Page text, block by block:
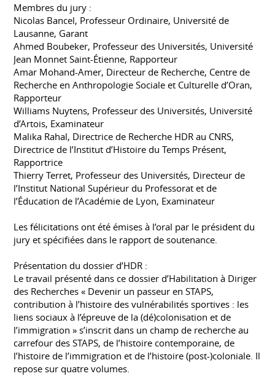
Membres du jury :
Nicolas Bancel, Professeur Ordinaire, Université de
Lausanne, Garant
Ahmed Boubeker, Professeur des Universités, Université
Jean Monnet Saint-Étienne, Rapporteur
Amar Mohand-Amer, Directeur de Recherche, Centre de
Recherche en Anthropologie Sociale et Culturelle d’Oran,
Rapporteur
Williams Nuytens, Professeur des Universités, Université
d’Artois, Examinateur
Malika Rahal, Directrice de Recherche HDR au CNRS,
Directrice de l’Institut d’Histoire du Temps Présent,
Rapportrice
Thierry Terret, Professeur des Universités, Directeur de
l’Institut National Supérieur du Professorat et de
l’Éducation de l’Académie de Lyon, Examinateur
Les félicitations ont été émises à l’oral par le président du
jury et spécifiées dans le rapport de soutenance.
Présentation du dossier d’HDR :
Le travail présenté dans ce dossier d’Habilitation à Diriger
des Recherches « Devenir un passeur en STAPS,
contribution à l’histoire des vulnérabilités sportives : les
liens sociaux à l’épreuve de la (dé)colonisation et de
l’immigration » s’inscrit dans un champ de recherche au
carrefour des STAPS, de l’histoire contemporaine, de
l’histoire de l’immigration et de l’histoire (post-)coloniale. Il
repose sur quatre volumes.